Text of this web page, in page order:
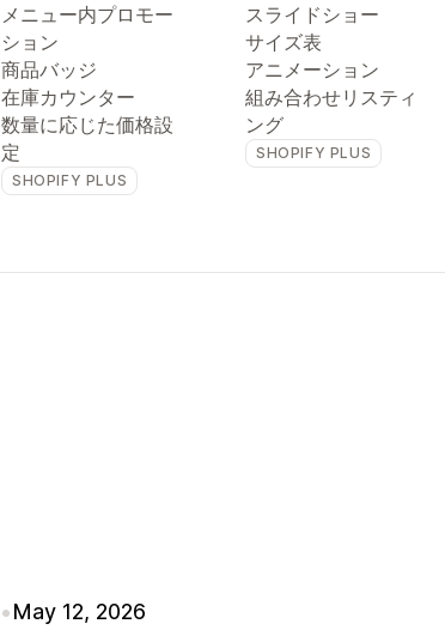
メニュー内プロモー
ション
商品バッジ
在庫カウンター
数量に応じた価格設
定
SHOPIFY PLUS
スライドショー
サイズ表
アニメーション
組み合わせリスティ
ング
SHOPIFY PLUS
•May 12, 2026